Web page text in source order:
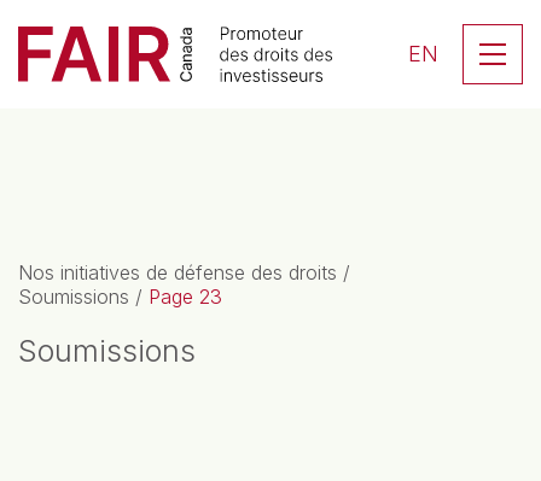
Navigation principale
EN
Nos initiatives de défense des droits /
Soumissions / Page 23
Soumissions